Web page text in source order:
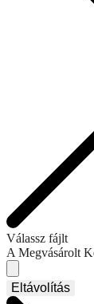
Válassz fájlt
A Megvásárolt
Eltávolítás